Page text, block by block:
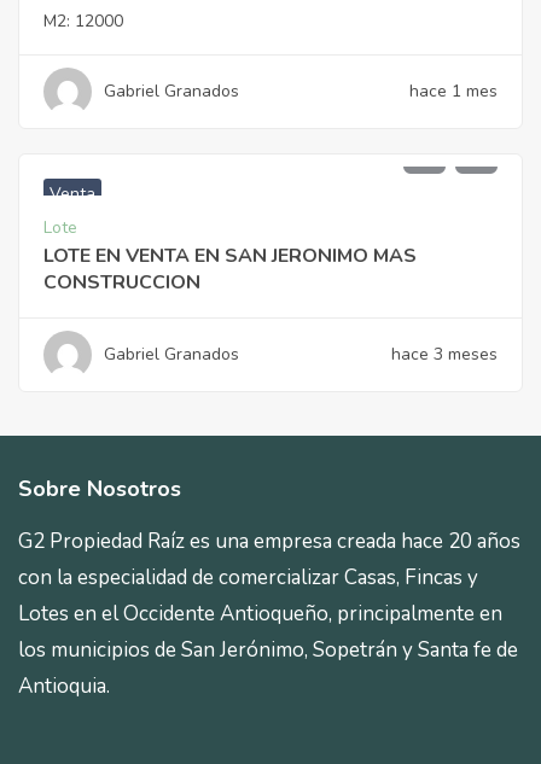
M2: 12000
Gabriel Granados hace 1 mes
Venta
Lote
LOTE EN VENTA EN SAN JERONIMO MAS
CONSTRUCCION
Gabriel Granados hace 3 meses
Sobre Nosotros
G2 Propiedad Raíz es una empresa creada hace 20 años
con la especialidad de comercializar Casas, Fincas y
Lotes en el Occidente Antioqueño, principalmente en
los municipios de San Jerónimo, Sopetrán y Santa fe de
Antioquia.